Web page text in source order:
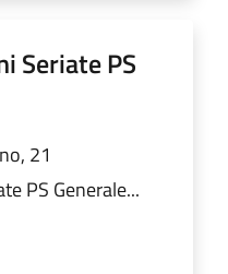
Seriate PS
21
PS Generale...